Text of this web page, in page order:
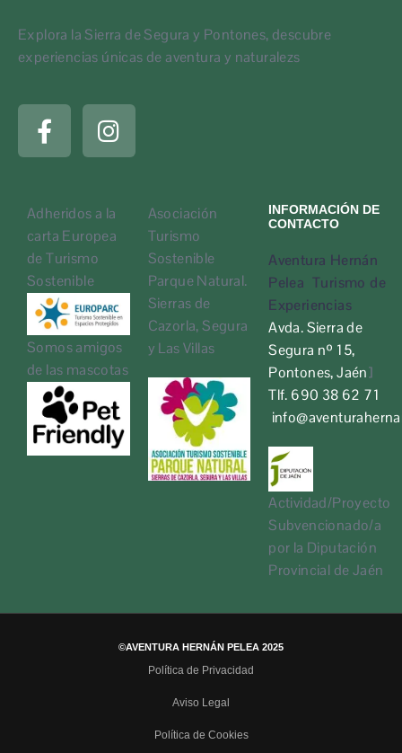
Explora la Sierra de Segura y Pontones, descubre
experiencias únicas de aventura y naturalezs
Adheridos a la
carta Europea
de Turismo
Sostenible
Somos amigos
de las mascotas
Asociación
Turismo
Sostenible
Parque Natural.
Sierras de
Cazorla, Segura
y Las Villas
INFORMACIÓN DE
CONTACTO
Aventura Hernán
Pelea Turismo de
Experiencias
Avda. Sierra de
Segura nº 15,
Pontones, Jaén]
Tlf. 690 38 62 71
Actividad/Proyecto
Subvencionado/a
por la Diputación
Provincial de Jaén
©AVENTURA HERNÁN PELEA 2025
Política de Privacidad
Aviso Legal
Política de Cookies